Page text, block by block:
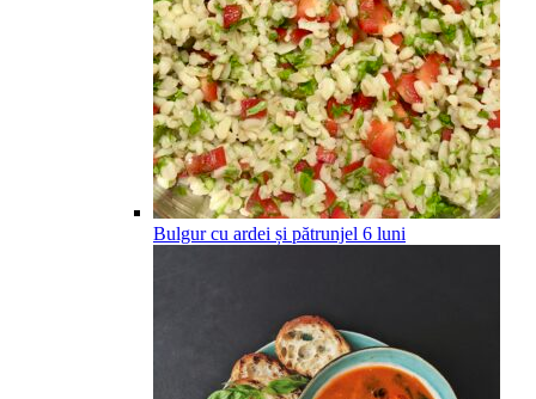
Bulgur cu ardei și pătrunjel 6 luni